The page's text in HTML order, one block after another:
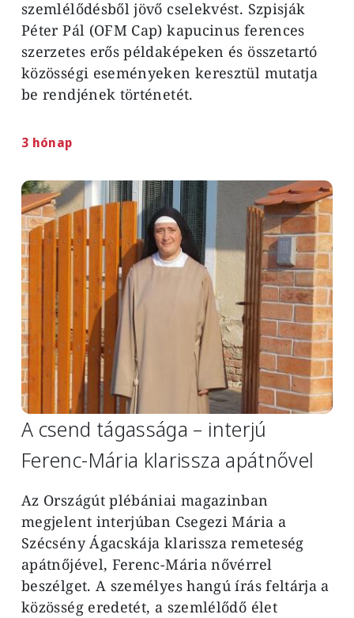
szemlélődésből jövő cselekvést. Szpisják
Péter Pál (OFM Cap) kapucinus ferences
szerzetes erős példaképeken és összetartó
közösségi eseményeken keresztül mutatja
be rendjének történetét.
3 hónap
Image
A csend tágassága – interjú
Ferenc-Mária klarissza apátnővel
Az Országút plébániai magazinban
megjelent interjúban Csegezi Mária a
Szécsény Ágacskája klarissza remeteség
apátnőjével, Ferenc-Mária nővérrel
beszélget. A személyes hangú írás feltárja a
közösség eredetét, a szemlélődő élet